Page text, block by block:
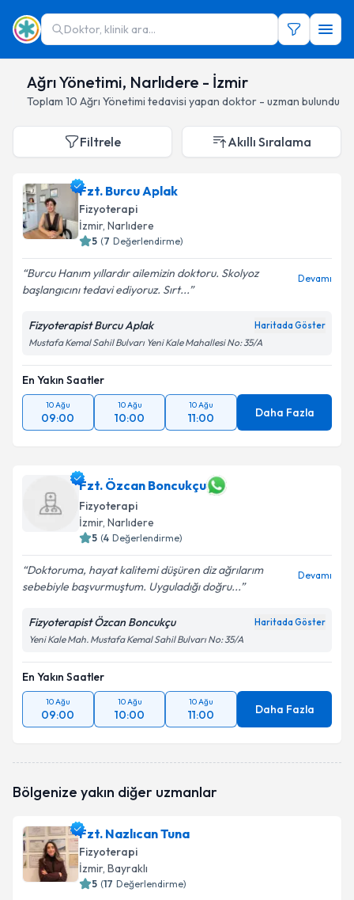
Doktor, klinik ara...
Ağrı Yönetimi, Narlıdere - İzmir
Toplam 10 Ağrı Yönetimi tedavisi yapan doktor - uzman bulundu
Filtrele Akıllı Sıralama
Fzt. Burcu Aplak
Fizyoterapi
İzmir, Narlıdere
5 (7 Değerlendirme)
Burcu Hanım yıllardır ailemizin doktoru. Skolyoz
başlangıcını tedavi ediyoruz. Sırt...
Devamı
Fizyoterapist Burcu Aplak Haritada Göster
Mustafa Kemal Sahil Bulvarı Yeni Kale Mahallesi No: 35/A
En Yakın Saatler
10 Ağu
09:00
10 Ağu
10:00
10 Ağu
11:00 Daha Fazla
Fzt. Özcan Boncukçu
Fizyoterapi
İzmir, Narlıdere
5 (4 Değerlendirme)
Doktoruma, hayat kalitemi düşüren diz ağrılarım
sebebiyle başvurmuştum. Uyguladığı doğru...
Devamı
Fizyoterapist Özcan Boncukçu Haritada Göster
Yeni Kale Mah. Mustafa Kemal Sahil Bulvarı No: 35/A
En Yakın Saatler
10 Ağu
09:00
10 Ağu
10:00
10 Ağu
11:00 Daha Fazla
Bölgenize yakın diğer uzmanlar
Fzt. Nazlıcan Tuna
Fizyoterapi
İzmir, Bayraklı
5 (17 Değerlendirme)